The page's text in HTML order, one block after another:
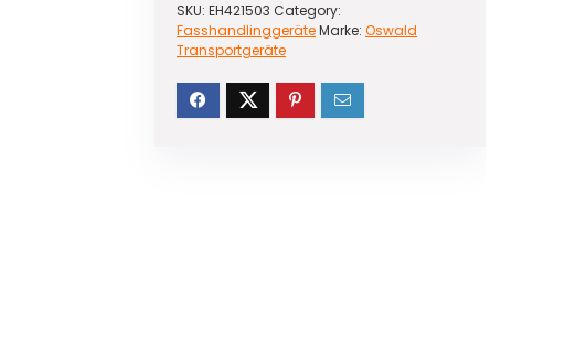
SKU: EH421503 Category:
FasshandlinggeräteMarke: Oswald
Transportgeräte